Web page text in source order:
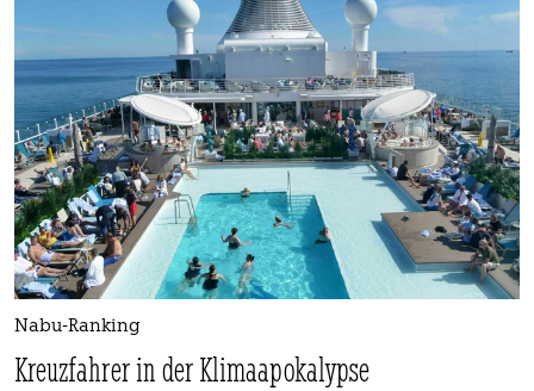
Nabu-Ranking
Kreuzfahrer in der Klimaapokalypse